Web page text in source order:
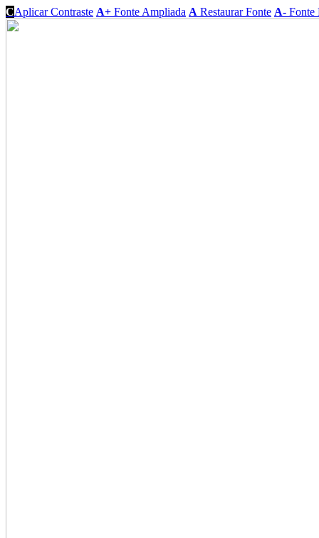
CAplicar Contraste A+ Fonte Ampliada A Restaurar Fonte A- Fonte